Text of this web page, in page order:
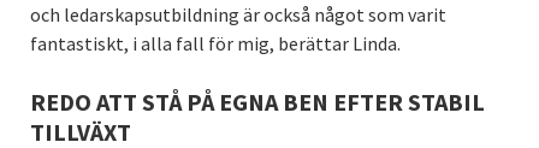
och ledarskapsutbildning är också något som varit
fantastiskt, i alla fall för mig, berättar Linda.
REDO ATT STÅ PÅ EGNA BEN EFTER STABIL
TILLVÄXT